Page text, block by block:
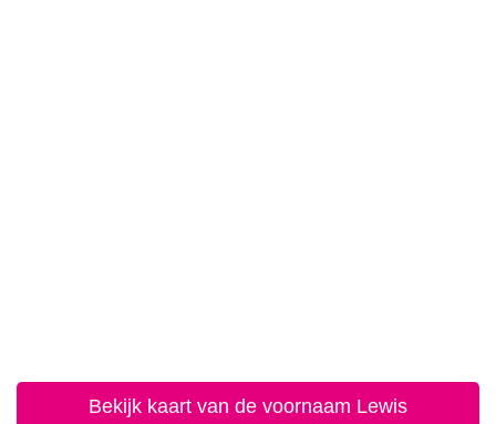
Bekijk kaart van de voornaam Lewis